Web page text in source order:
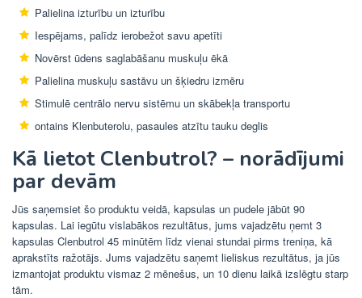
Palielina izturību un izturību
Iespējams, palīdz ierobežot savu apetīti
Novērst ūdens saglabāšanu muskuļu ēkā
Palielina muskuļu sastāvu un šķiedru izmēru
Stimulē centrālo nervu sistēmu un skābekļa transportu
ontains Klenbuterolu, pasaules atzītu tauku deglis
Kā lietot Clenbutrol? – norādījumi
par devām
Jūs saņemsiet šo produktu veidā, kapsulas un pudele jābūt 90
kapsulas. Lai iegūtu vislabākos rezultātus, jums vajadzētu ņemt 3
kapsulas Clenbutrol 45 minūtēm līdz vienai stundai pirms treniņa, kā
aprakstīts ražotājs. Jums vajadzētu saņemt lieliskus rezultātus, ja jūs
izmantojat produktu vismaz 2 mēnešus, un 10 dienu laikā izslēgtu starp
tām.